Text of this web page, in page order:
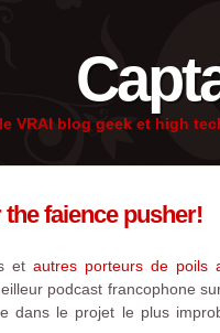
le VRAI blog geek et high
faience pusher!
etautres porteurs de poils
podcast francophone
le projet le plus